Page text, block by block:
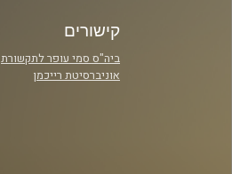
קישורים
ביה"ס סמי עופר לתקשורת
אוניברסיטת רייכמן